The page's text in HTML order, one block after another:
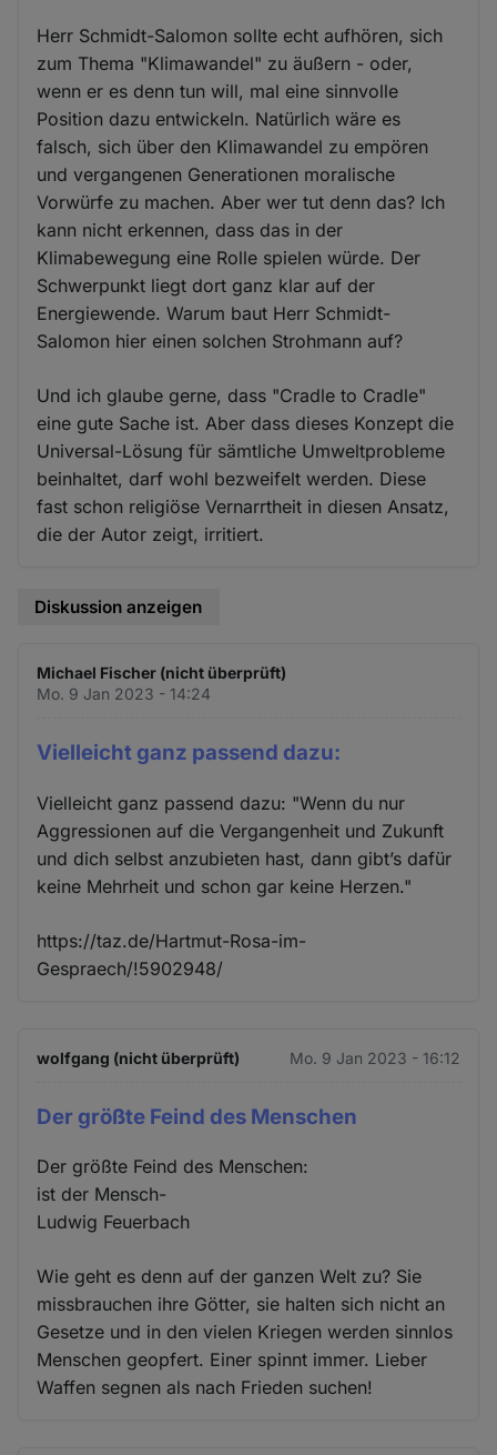
Herr Schmidt-Salomon sollte echt aufhören, sich
zum Thema "Klimawandel" zu äußern - oder,
wenn er es denn tun will, mal eine sinnvolle
Position dazu entwickeln. Natürlich wäre es
falsch, sich über den Klimawandel zu empören
und vergangenen Generationen moralische
Vorwürfe zu machen. Aber wer tut denn das? Ich
kann nicht erkennen, dass das in der
Klimabewegung eine Rolle spielen würde. Der
Schwerpunkt liegt dort ganz klar auf der
Energiewende. Warum baut Herr Schmidt-
Salomon hier einen solchen Strohmann auf?
Und ich glaube gerne, dass "Cradle to Cradle"
eine gute Sache ist. Aber dass dieses Konzept die
Universal-Lösung für sämtliche Umweltprobleme
beinhaltet, darf wohl bezweifelt werden. Diese
fast schon religiöse Vernarrtheit in diesen Ansatz,
die der Autor zeigt, irritiert.
Diskussion anzeigen
Michael Fischer (nicht überprüft)
Mo. 9 Jan 2023 - 14:24
Vielleicht ganz passend dazu:
Vielleicht ganz passend dazu: "Wenn du nur
Aggressionen auf die Vergangenheit und Zukunft
und dich selbst anzubieten hast, dann gibt’s dafür
keine Mehrheit und schon gar keine Herzen."
https://taz.de/Hartmut-Rosa-im-
Gespraech/!5902948/
wolfgang (nicht überprüft) Mo. 9 Jan 2023 - 16:12
Der größte Feind des Menschen
Der größte Feind des Menschen:
ist der Mensch-
Ludwig Feuerbach
Wie geht es denn auf der ganzen Welt zu? Sie
missbrauchen ihre Götter, sie halten sich nicht an
Gesetze und in den vielen Kriegen werden sinnlos
Menschen geopfert. Einer spinnt immer. Lieber
Waffen segnen als nach Frieden suchen!